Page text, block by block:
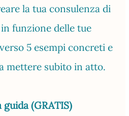
la tua consulenza di
funzione delle tue
5 esempi concreti e
mettere subito in atto.
guida (GRATIS)